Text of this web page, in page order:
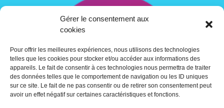
Gérer le consentement aux
cookies
Pour offrir les meilleures expériences, nous utilisons des technologies
telles que les cookies pour stocker et/ou accéder aux informations des
appareils. Le fait de consentir à ces technologies nous permettra de traiter
des données telles que le comportement de navigation ou les ID uniques
sur ce site. Le fait de ne pas consentir ou de retirer son consentement peut
avoir un effet négatif sur certaines caractéristiques et fonctions.